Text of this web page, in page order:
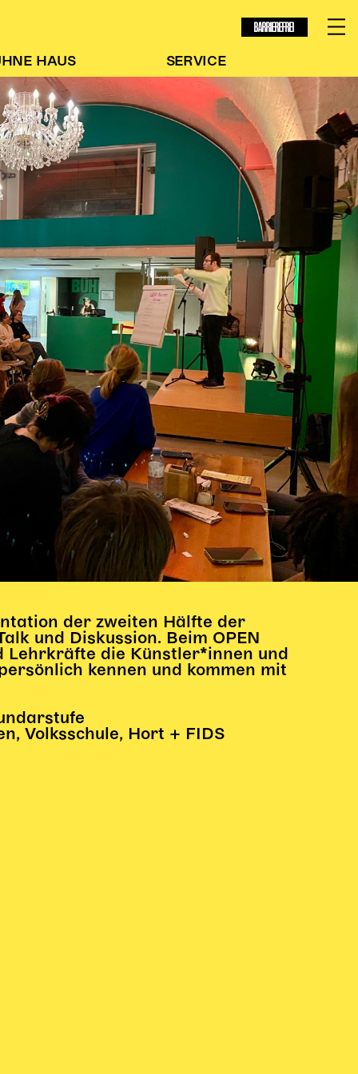
BARRIEREFREI
HAUS SERVICE
der zweiten Hälfte der
und Diskussion. Beim OPEN
Lehrkräfte die Künstler*innen und
kennen und kommen mit
Volksschule, Hort + FIDS